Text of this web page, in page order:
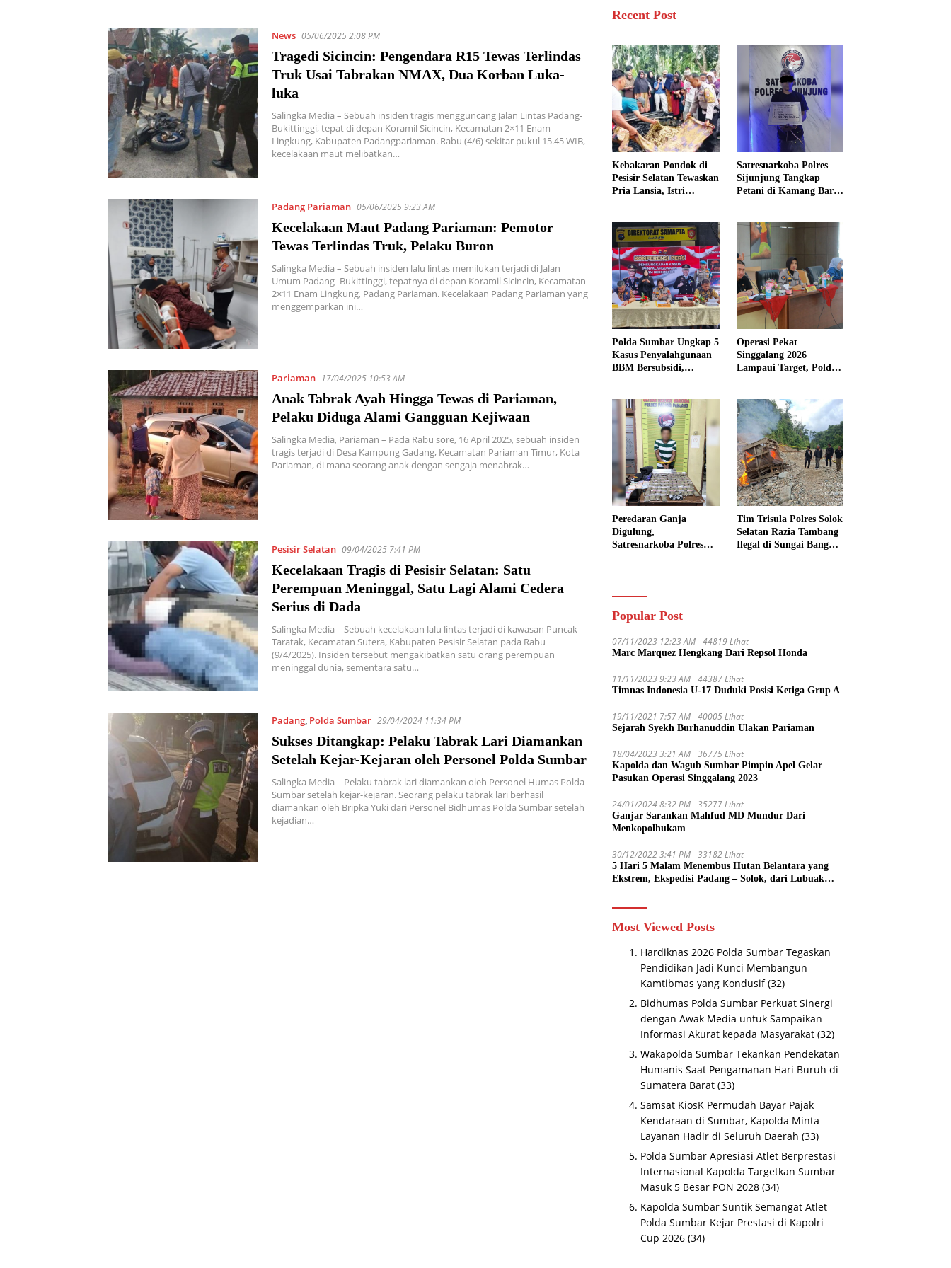
News 05/06/2025 2:08 PM
Tragedi Sicincin: Pengendara R15 Tewas Terlindas
Truk Usai Tabrakan NMAX, Dua Korban Luka-
luka
Salingka Media – Sebuah insiden tragis mengguncang Jalan Lintas Padang-
Bukittinggi, tepat di depan Koramil Sicincin, Kecamatan 2×11 Enam
Lingkung, Kabupaten Padangpariaman. Rabu (4/6) sekitar pukul 15.45 WIB,
kecelakaan maut melibatkan…
Padang Pariaman 05/06/2025 9:23 AM
Kecelakaan Maut Padang Pariaman: Pemotor
Tewas Terlindas Truk, Pelaku Buron
Salingka Media – Sebuah insiden lalu lintas memilukan terjadi di Jalan
Umum Padang–Bukittinggi, tepatnya di depan Koramil Sicincin, Kecamatan
2×11 Enam Lingkung, Padang Pariaman. Kecelakaan Padang Pariaman yang
menggemparkan ini…
Pariaman 17/04/2025 10:53 AM
Anak Tabrak Ayah Hingga Tewas di Pariaman,
Pelaku Diduga Alami Gangguan Kejiwaan
Salingka Media, Pariaman – Pada Rabu sore, 16 April 2025, sebuah insiden
tragis terjadi di Desa Kampung Gadang, Kecamatan Pariaman Timur, Kota
Pariaman, di mana seorang anak dengan sengaja menabrak…
Pesisir Selatan 09/04/2025 7:41 PM
Kecelakaan Tragis di Pesisir Selatan: Satu
Perempuan Meninggal, Satu Lagi Alami Cedera
Serius di Dada
Salingka Media – Sebuah kecelakaan lalu lintas terjadi di kawasan Puncak
Taratak, Kecamatan Sutera, Kabupaten Pesisir Selatan pada Rabu
(9/4/2025). Insiden tersebut mengakibatkan satu orang perempuan
meninggal dunia, sementara satu…
Padang, Polda Sumbar 29/04/2024 11:34 PM
Sukses Ditangkap: Pelaku Tabrak Lari Diamankan
Setelah Kejar-Kejaran oleh Personel Polda Sumbar
Salingka Media – Pelaku tabrak lari diamankan oleh Personel Humas Polda
Sumbar setelah kejar-kejaran. Seorang pelaku tabrak lari berhasil
diamankan oleh Bripka Yuki dari Personel Bidhumas Polda Sumbar setelah
kejadian…
Recent Post
Kebakaran Pondok di
Pesisir Selatan Tewaskan
Pria Lansia, Istri
Satresnarkoba Polres
Sijunjung Tangkap
Petani di Kamang Baru,
Polda Sumbar Ungkap 5
Kasus Penyalahgunaan
BBM Bersubsidi,
Bio Solar
Operasi Pekat
Singgalang 2026
Lampaui Target, Polda
Kriminal
Peredaran Ganja
Digulung,
Satresnarkoba Polres
Datar
Tim Trisula Polres Solok
Selatan Razia Tambang
Ilegal di Sungai Bangko,
Popular Post
07/11/2023 12:23 AM 44819 Lihat
Marc Marquez Hengkang Dari Repsol Honda
11/11/2023 9:23 AM 44387 Lihat
Timnas Indonesia U-17 Duduki Posisi Ketiga Grup A
19/11/2021 7:57 AM 40005 Lihat
Sejarah Syekh Burhanuddin Ulakan Pariaman
18/04/2023 3:21 AM 36775 Lihat
Kapolda dan Wagub Sumbar Pimpin Apel Gelar
Pasukan Operasi Singgalang 2023
24/01/2024 8:32 PM 35277 Lihat
Ganjar Sarankan Mahfud MD Mundur Dari
Menkopolhukam
30/12/2022 3:41 PM 33182 Lihat
5 Hari 5 Malam Menembus Hutan Belantara yang
Ekstrem, Ekspedisi Padang – Solok, dari Lubuak
Most Viewed Posts
Hardiknas 2026 Polda Sumbar Tegaskan
Pendidikan Jadi Kunci Membangun
Kamtibmas yang Kondusif (32)
Bidhumas Polda Sumbar Perkuat Sinergi
dengan Awak Media untuk Sampaikan
Informasi Akurat kepada Masyarakat (32)
Wakapolda Sumbar Tekankan Pendekatan
Humanis Saat Pengamanan Hari Buruh di
Sumatera Barat (33)
Samsat KiosK Permudah Bayar Pajak
Kendaraan di Sumbar, Kapolda Minta
Layanan Hadir di Seluruh Daerah (33)
Polda Sumbar Apresiasi Atlet Berprestasi
Internasional Kapolda Targetkan Sumbar
Masuk 5 Besar PON 2028 (34)
Kapolda Sumbar Suntik Semangat Atlet
Polda Sumbar Kejar Prestasi di Kapolri
Cup 2026 (34)